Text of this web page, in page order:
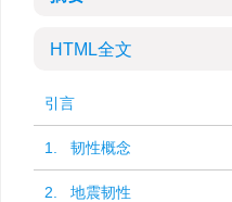
HTML全文
引言
1. 韧性概念
2. 地震韧性